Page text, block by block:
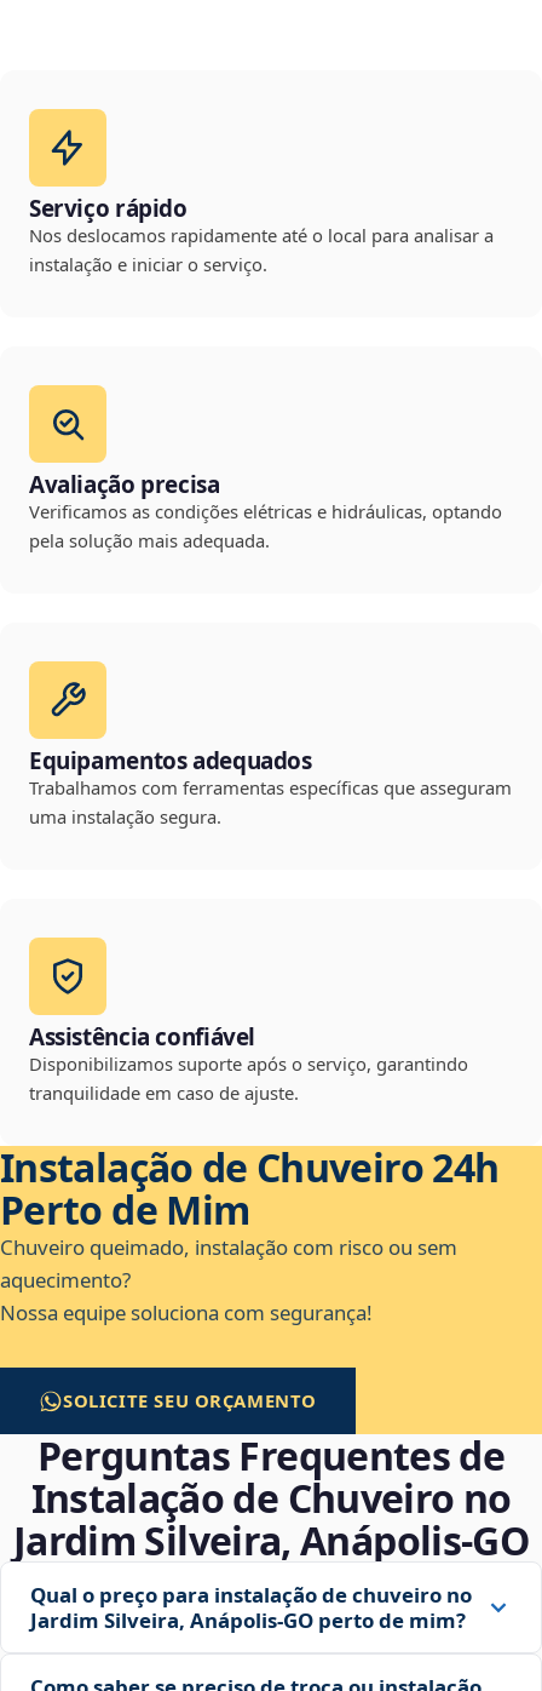
Serviço rápido
Nos deslocamos rapidamente até o local para analisar a
instalação e iniciar o serviço.
Avaliação precisa
Verificamos as condições elétricas e hidráulicas, optando
pela solução mais adequada.
Equipamentos adequados
Trabalhamos com ferramentas específicas que asseguram
uma instalação segura.
Assistência confiável
Disponibilizamos suporte após o serviço, garantindo
tranquilidade em caso de ajuste.
Instalação de Chuveiro 24h
Perto de Mim
Chuveiro queimado, instalação com risco ou sem
aquecimento?
Nossa equipe soluciona com segurança!
SOLICITE SEU ORÇAMENTO
Perguntas Frequentes de
Instalação de Chuveiro no
Jardim Silveira, Anápolis‑GO
Qual o preço para instalação de chuveiro no
Jardim Silveira, Anápolis‑GO perto de mim?